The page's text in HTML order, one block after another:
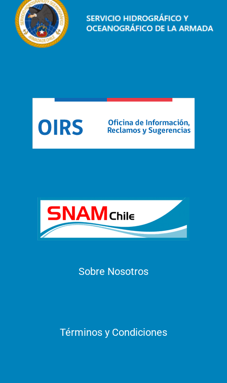
Sobre Nosotros
Términos y Condiciones